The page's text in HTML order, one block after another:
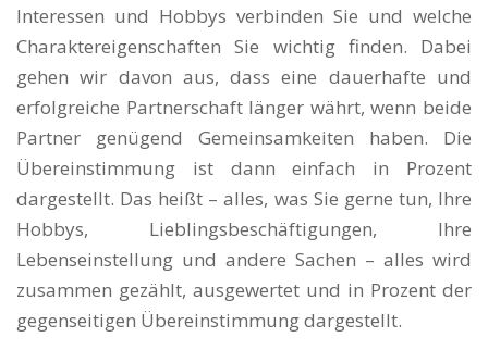
Interessen und Hobbys verbinden Sie und welche
Charaktereigenschaften Sie wichtig finden. Dabei
gehen wir davon aus, dass eine dauerhafte und
erfolgreiche Partnerschaft länger währt, wenn beide
Partner genügend Gemeinsamkeiten haben. Die
Übereinstimmung ist dann einfach in Prozent
dargestellt. Das heißt – alles, was Sie gerne tun, Ihre
Hobbys, Lieblingsbeschäftigungen, Ihre
Lebenseinstellung und andere Sachen – alles wird
zusammen gezählt, ausgewertet und in Prozent der
gegenseitigen Übereinstimmung dargestellt.